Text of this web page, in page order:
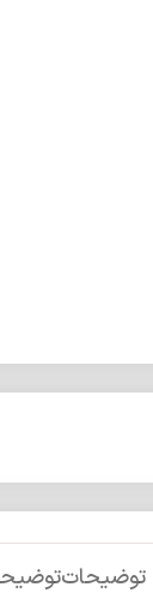
توضیحات